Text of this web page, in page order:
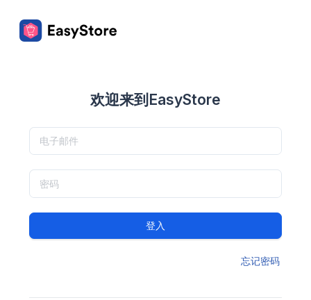
欢迎来到EasyStore
登入
忘记密码